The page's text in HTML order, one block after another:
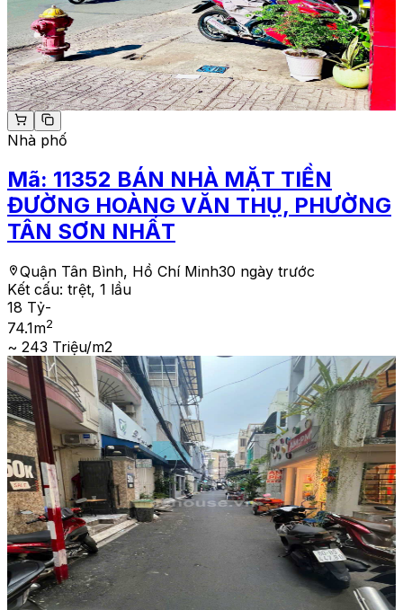
Nhà phố
Mã: 11352 BÁN NHÀ MẶT TIỀN
ĐƯỜNG HOÀNG VĂN THỤ, PHƯỜNG
TÂN SƠN NHẤT
Quận Tân Bình, Hồ Chí Minh30 ngày trước
Kết cấu: trệt, 1 lầu
18 Tỷ-
74.1m2
~ 243 Triệu/m2